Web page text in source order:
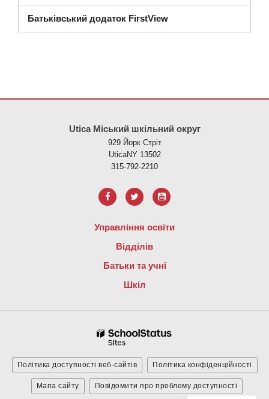
Батьківський додаток FirstView
Utica Міський шкільний округ
929 Йорк Стріт
UticaNY 13502
315-792-2210
Управління освіти
Відділів
Батьки та учні
Шкіл
Політика доступності веб-сайтів Політика конфіденційності
Мапа сайту Повідомити про проблему доступності